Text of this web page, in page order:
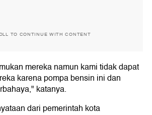
TO CONTINUE WITH CONTENT
mereka namun kami tidak dapat
karena pompa bensin ini dan
katanya.
dari pemerintah kota